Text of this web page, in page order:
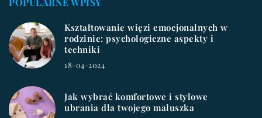
Kształtowanie więzi emocjonalnych w
rodzinie: psychologiczne aspekty i
techniki
18-04-2024
Jak wybrać komfortowe i stylowe
ubrania dla twojego maluszka